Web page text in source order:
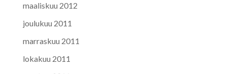
maaliskuu 2012
joulukuu 2011
marraskuu 2011
lokakuu 2011